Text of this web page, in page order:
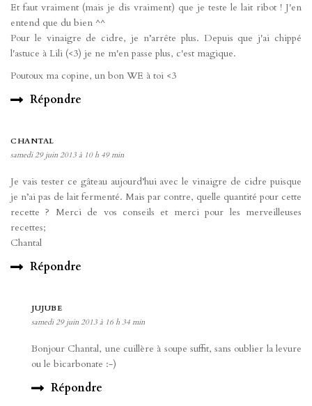
Et faut vraiment (mais je dis vraiment) que je teste le lait ribot ! J'en
entend que du bien ^^
Pour le vinaigre de cidre, je n’arrête plus. Depuis que j'ai chippé
l'astuce à Lili (<3) je ne m'en passe plus, c'est magique.
Poutoux ma copine, un bon WE à toi <3
Répondre
CHANTAL
samedi 29 juin 2013 à 10 h 49 min
Je vais tester ce gâteau aujourd’hui avec le vinaigre de cidre puisque
je n’ai pas de lait fermenté. Mais par contre, quelle quantité pour cette
recette ? Merci de vos conseils et merci pour les merveilleuses
recettes;
Chantal
Répondre
JUJUBE
samedi 29 juin 2013 à 16 h 34 min
Bonjour Chantal, une cuillère à soupe suffit, sans oublier la levure
ou le bicarbonate :-)
Répondre